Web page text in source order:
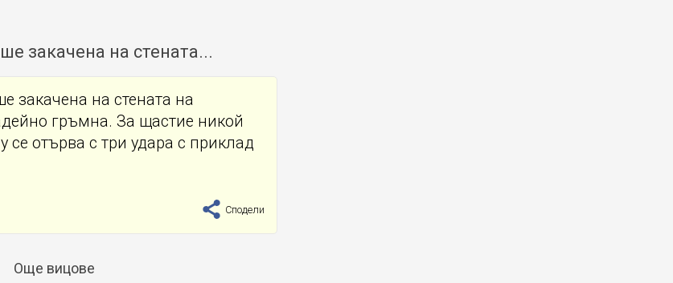
закачена на стената...
закачена на стената на
гръмна. За щастие никой
се отърва с три удара с приклад
Сподели
Още вицове